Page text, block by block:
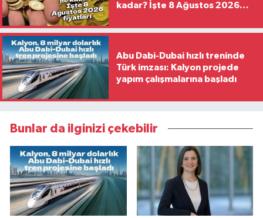
kadar? İşte 8 Ağustos 2026
Abu Dabi-Dubai hızlı treninde
Türk imzası: Kalyon projede
yapım çalışmalarına başladı
Bunlar da ilginizi çekebilir